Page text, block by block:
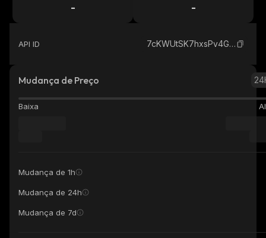
- -
API ID 7cKWUtSK7hxsPv4GGy3KjvxMUvdjmpE85dKwit7xgizN_solana
Mudança de Preço
Baixa
Mudança de 1h
Mudança de 24h
Mudança de 7d